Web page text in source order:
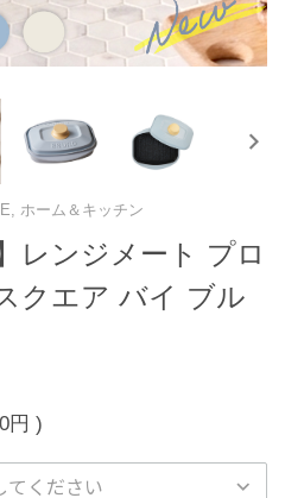
ホーム＆キッチン
レンジメート プロ
クエア バイ ブル
円 )